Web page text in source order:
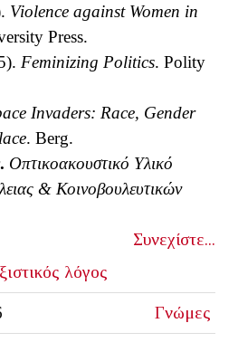
Violence against Women in
Press.
Feminizing Politics. Polity
Invaders: Race, Gender
. Berg.
Οπτικοακουστικό Υλικό
& Κοινοβουλευτικών
Συνεχίστε...
λόγος
Γνώμες